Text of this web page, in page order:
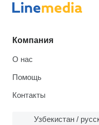
Компания
О нас
Помощь
Контакты
Узбекистан /